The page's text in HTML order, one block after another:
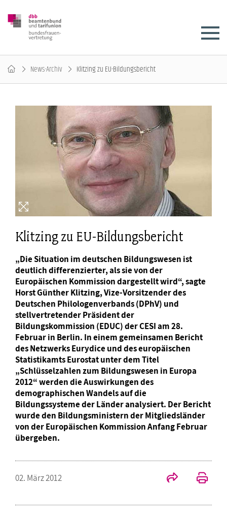
News-Archiv Klitzing zu EU-Bildungsbericht
Klitzing zu EU-Bildungsbericht
„Die Situation im deutschen Bildungswesen ist
deutlich differenzierter, als sie von der
Europäischen Kommission dargestellt wird“, sagte
Horst Günther Klitzing, Vize-Vorsitzender des
Deutschen Philologenverbands (DPhV) und
stellvertretender Präsident der
Bildungskommission (EDUC) der CESI am 28.
Februar in Berlin. In einem gemeinsamen Bericht
des Netzwerks Eurydice und des europäischen
Statistikamts Eurostat unter dem Titel
„Schlüsselzahlen zum Bildungswesen in Europa
2012“ werden die Auswirkungen des
demographischen Wandels auf die
Bildungssysteme der Länder analysiert. Der Bericht
wurde den Bildungsministern der Mitgliedsländer
von der Europäischen Kommission Anfang Februar
übergeben.
02. März 2012